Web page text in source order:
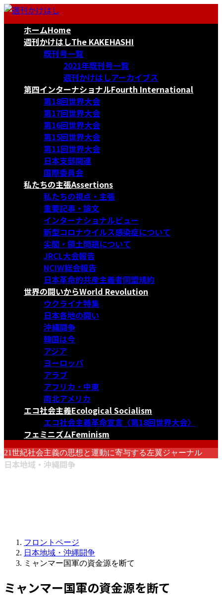
コ
ナ
ホームHome
週刊かけはしThe KAKEHASHI
既刊号一覧
2021年既刊号一覧
週刊かけはしアーカイブス
第四インターナショナルFourth International
第18回世界大会
第17回世界大会
第16回世界大会
第15回世界大会
第11回世界大会
日本支部関連
国際委員会
私たちの主張Assertions
私たちの視点・主張
重要記事・論文
インターナショナルビュー
新型コロナウイルス感染症について
尖閣・領土問題について
JRCL大会報告
NCIW総会報告
日本革命的共産主義者同盟規約
世界の闘いからWorld Revolution
ウクライナ特集
日本各地の闘い
沖縄闘争
韓国は今
アジア
ヨーロッパ
アラブ
アフリカ・中東
南北アメリカ
エコ社会主義Ecological Socialism
エコ社会主義革命宣言〈第18回世界大会〉
フェミニズムFeminism
21世紀社会主義の思想と運動に寄与する左翼ジャーナル
日本地域・沖縄闘争
フロントページ
日本地域・沖縄闘争
ミャンマー国軍の資金源を断て
ミャンマー国軍の資金源を断て